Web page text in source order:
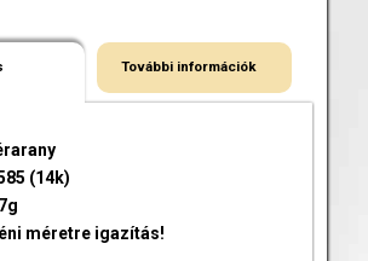
További információk
(14k)
méretre igazítás!